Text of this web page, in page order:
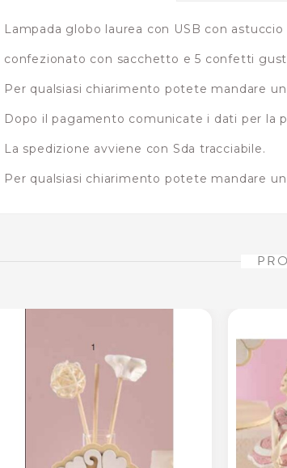
Lampada globo laurea con USB con
confezionato con sacchetto e 5 confetti
Per qualsiasi chiarimento potete mandare
Dopo il pagamento comunicate i dati per la
La spedizione avviene con Sda tracciabile.
Per qualsiasi chiarimento potete mandare